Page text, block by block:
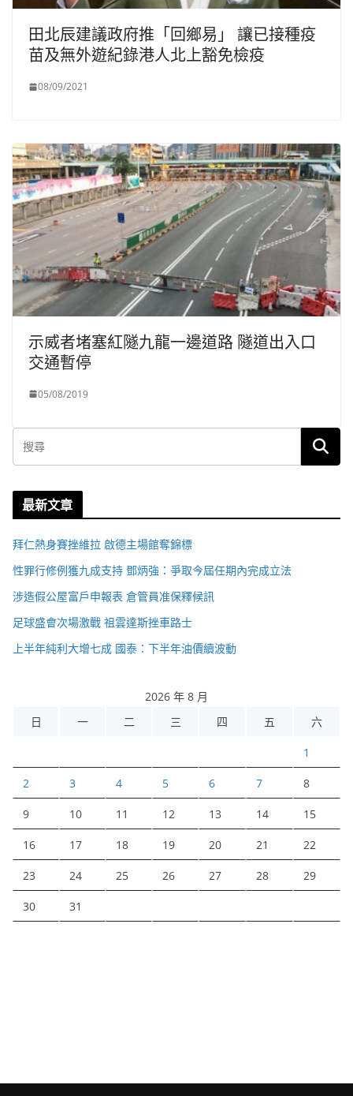
田北辰建議政府推「回鄉易」 讓已接種疫
苗及無外遊紀錄港人北上豁免檢疫
08/09/2021
示威者堵塞紅隧九龍一邊道路 隧道出入口
交通暫停
05/08/2019
最新文章
拜仁熱身賽挫維拉 啟德主場館奪錦標
性罪行修例獲九成支持 鄧炳強：爭取今屆任期內完成立法
涉造假公屋富戶申報表 倉管員准保釋候訊
足球盛會次場激戰 祖雲達斯挫車路士
上半年純利大增七成 國泰：下半年油價續波動
2026 年 8 月
日
一 二 三 四 五 六
1
2 3 4 5 6 7 8
9 10 11 12 13 14 15
16 17 18 19 20 21 22
23 24 25 26 27 28 29
30 31